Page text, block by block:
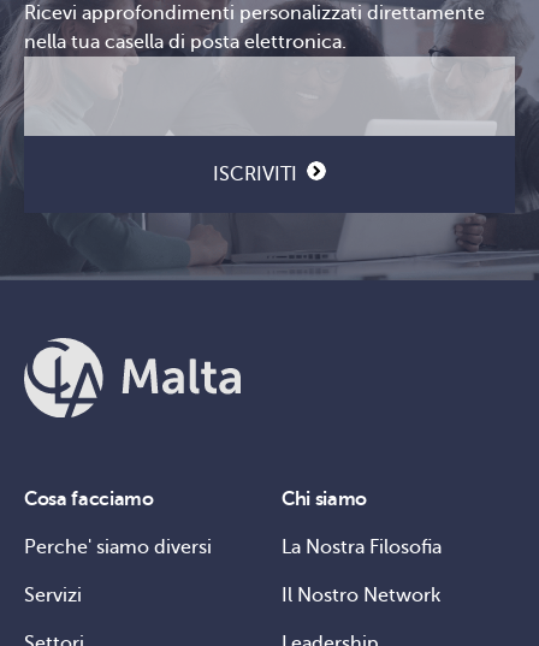
Ricevi approfondimenti personalizzati direttamente
nella tua casella di posta elettronica.
ISCRIVITI
Cosa facciamo
Perche' siamo diversi
Servizi
Chi siamo
La Nostra Filosofia
Il Nostro Network